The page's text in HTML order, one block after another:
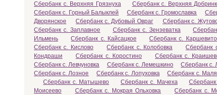
Сбербанк с. Верхняя Грязнуха
Сбербанк с. Верхняя
Сбербанк с. Горный Балыклей
Сбербанк с. Громославка
Дворянское
Сбербанк с. Дубовый Овраг
Сбербанк с.
Сбербанк с. Заплавное
Сбербанк с. Зензеватка
Ильмень
Сбербанк с. Кайсацкое
Сбербанк с.
Сбербанк с. Кислово
Сбербанк с. Колобовка
Сбербанк
Кондраши
Сбербанк с. Коростино
Сбербанк с.
Сбербанк с. Левчуновка
Сбербанк с. Лемешкино
Сбербанк с.
Сбербанк с. Лозное
Сбербанк с. Лопуховка
Сбербанк с.
Сбербанк с. Матышево
Сбербанк с. Мачеха
Моисеево
Сбербанк с. Мокрая Ольховка
Сбербанк с.